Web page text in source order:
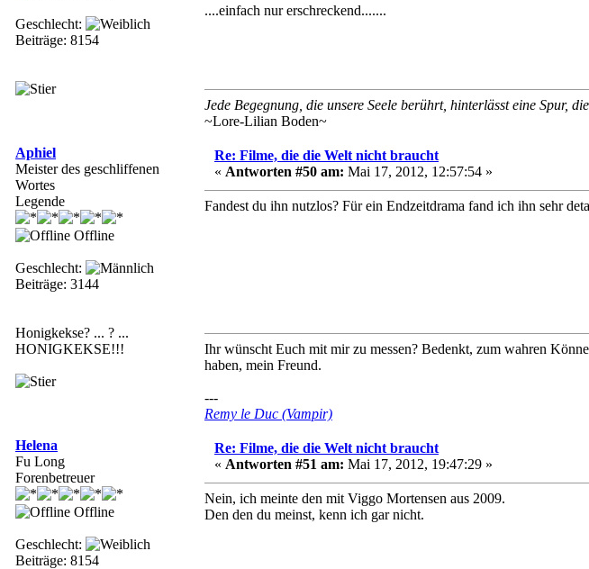
Geschlecht:
Beiträge: 8154
....einfach nur erschreckend.......
Jede Begegnung, die unsere Seele berührt, hinterlässt eine Spur,
~Lore-Lilian Boden~
Aphiel
Meister des geschliffenen
Wortes
Legende
Offline
Geschlecht:
Beiträge: 3144
Honigkekse? ... ? ...
HONIGKEKSE!!!
Re: Filme, die die Welt nicht braucht
« Antworten #50 am: Mai 17, 2012, 12:57:54 »
Fandest du ihn nutzlos? Für ein Endzeitdrama fand ich ihn sehr
Ihr wünscht Euch mit mir zu messen? Bedenkt, zum wahren
haben, mein Freund.
---
Remy le Duc (Vampir)
Helena
Fu Long
Forenbetreuer
Offline
Geschlecht:
Beiträge: 8154
Re: Filme, die die Welt nicht braucht
« Antworten #51 am: Mai 17, 2012, 19:47:29 »
Nein, ich meinte den mit Viggo Mortensen aus 2009.
Den den du meinst, kenn ich gar nicht.